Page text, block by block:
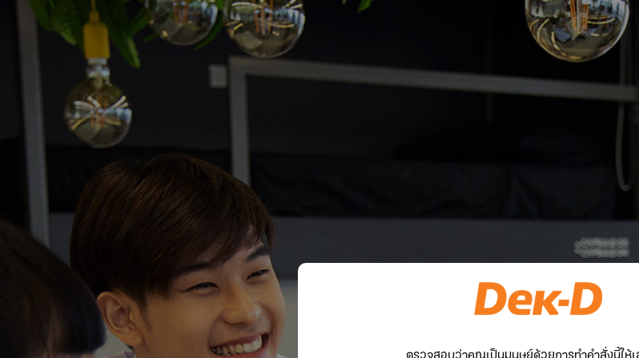
ตรวจสอบว่าคุณเป็นมนุษย์ด้วยการทำคำสั่งนี้ให้